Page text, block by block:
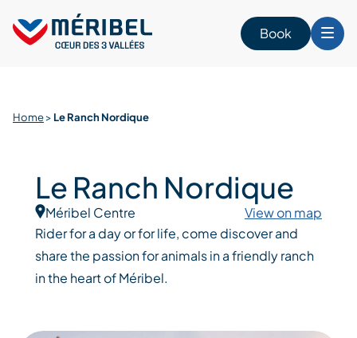
content
Book
Home> Le Ranch Nordique
Le Ranch Nordique
Méribel Centre
View on map
Rider for a day or for life, come discover and
share the passion for animals in a friendly ranch
in the heart of Méribel.